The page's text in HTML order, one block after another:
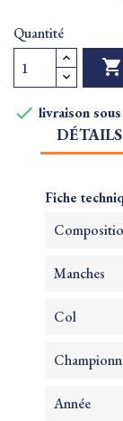
Quantité

 livraison
Fiche
Manches
Col
Année